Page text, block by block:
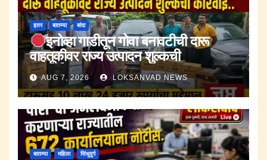
इतर बातम्या बांदा
इनोव्हा गाडीतून गोवा बनावटीची दारू
वाहतूकीवर राज्य उत्पादन शुल्कची
कारवाई.;दारूसह १० लाख २४ हजार रुपयांचा
मुद्देमाल जप्त.
AUG 7, 2026 LOKSANVAD NEWS
बातम्या महिला सिंधुदुर्ग